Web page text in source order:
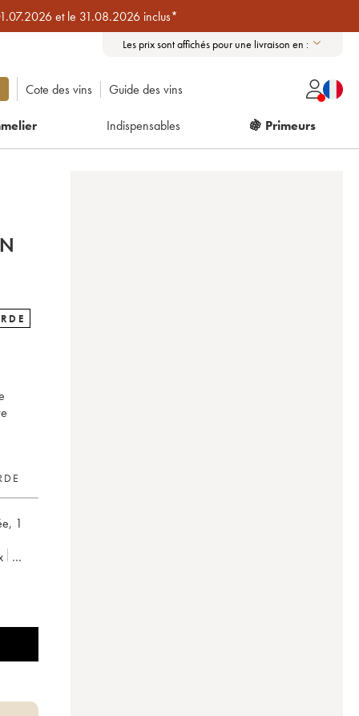
et le 31.08.2026 inclus*
Les prix sont affichés pour une livraison en :
Cote des vins Guide des vins
Indispensables 🍇 Primeurs
, 1